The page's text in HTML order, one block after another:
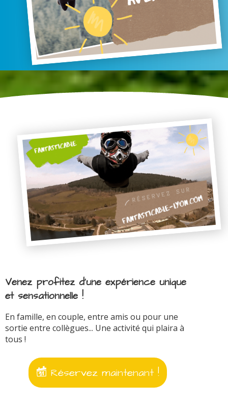
Venez profitez d'une expérience unique
et sensationnelle !
En famille, en couple, entre amis ou pour une
sortie entre collègues... Une activité qui plaira à
tous !
Réservez maintenant !